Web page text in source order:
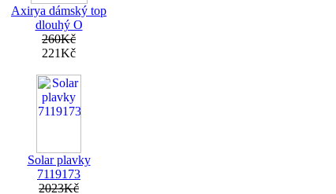
Axirya dámský top
dlouhý O
260Kč
221Kč
Solar plavky
7119173
2023Kč